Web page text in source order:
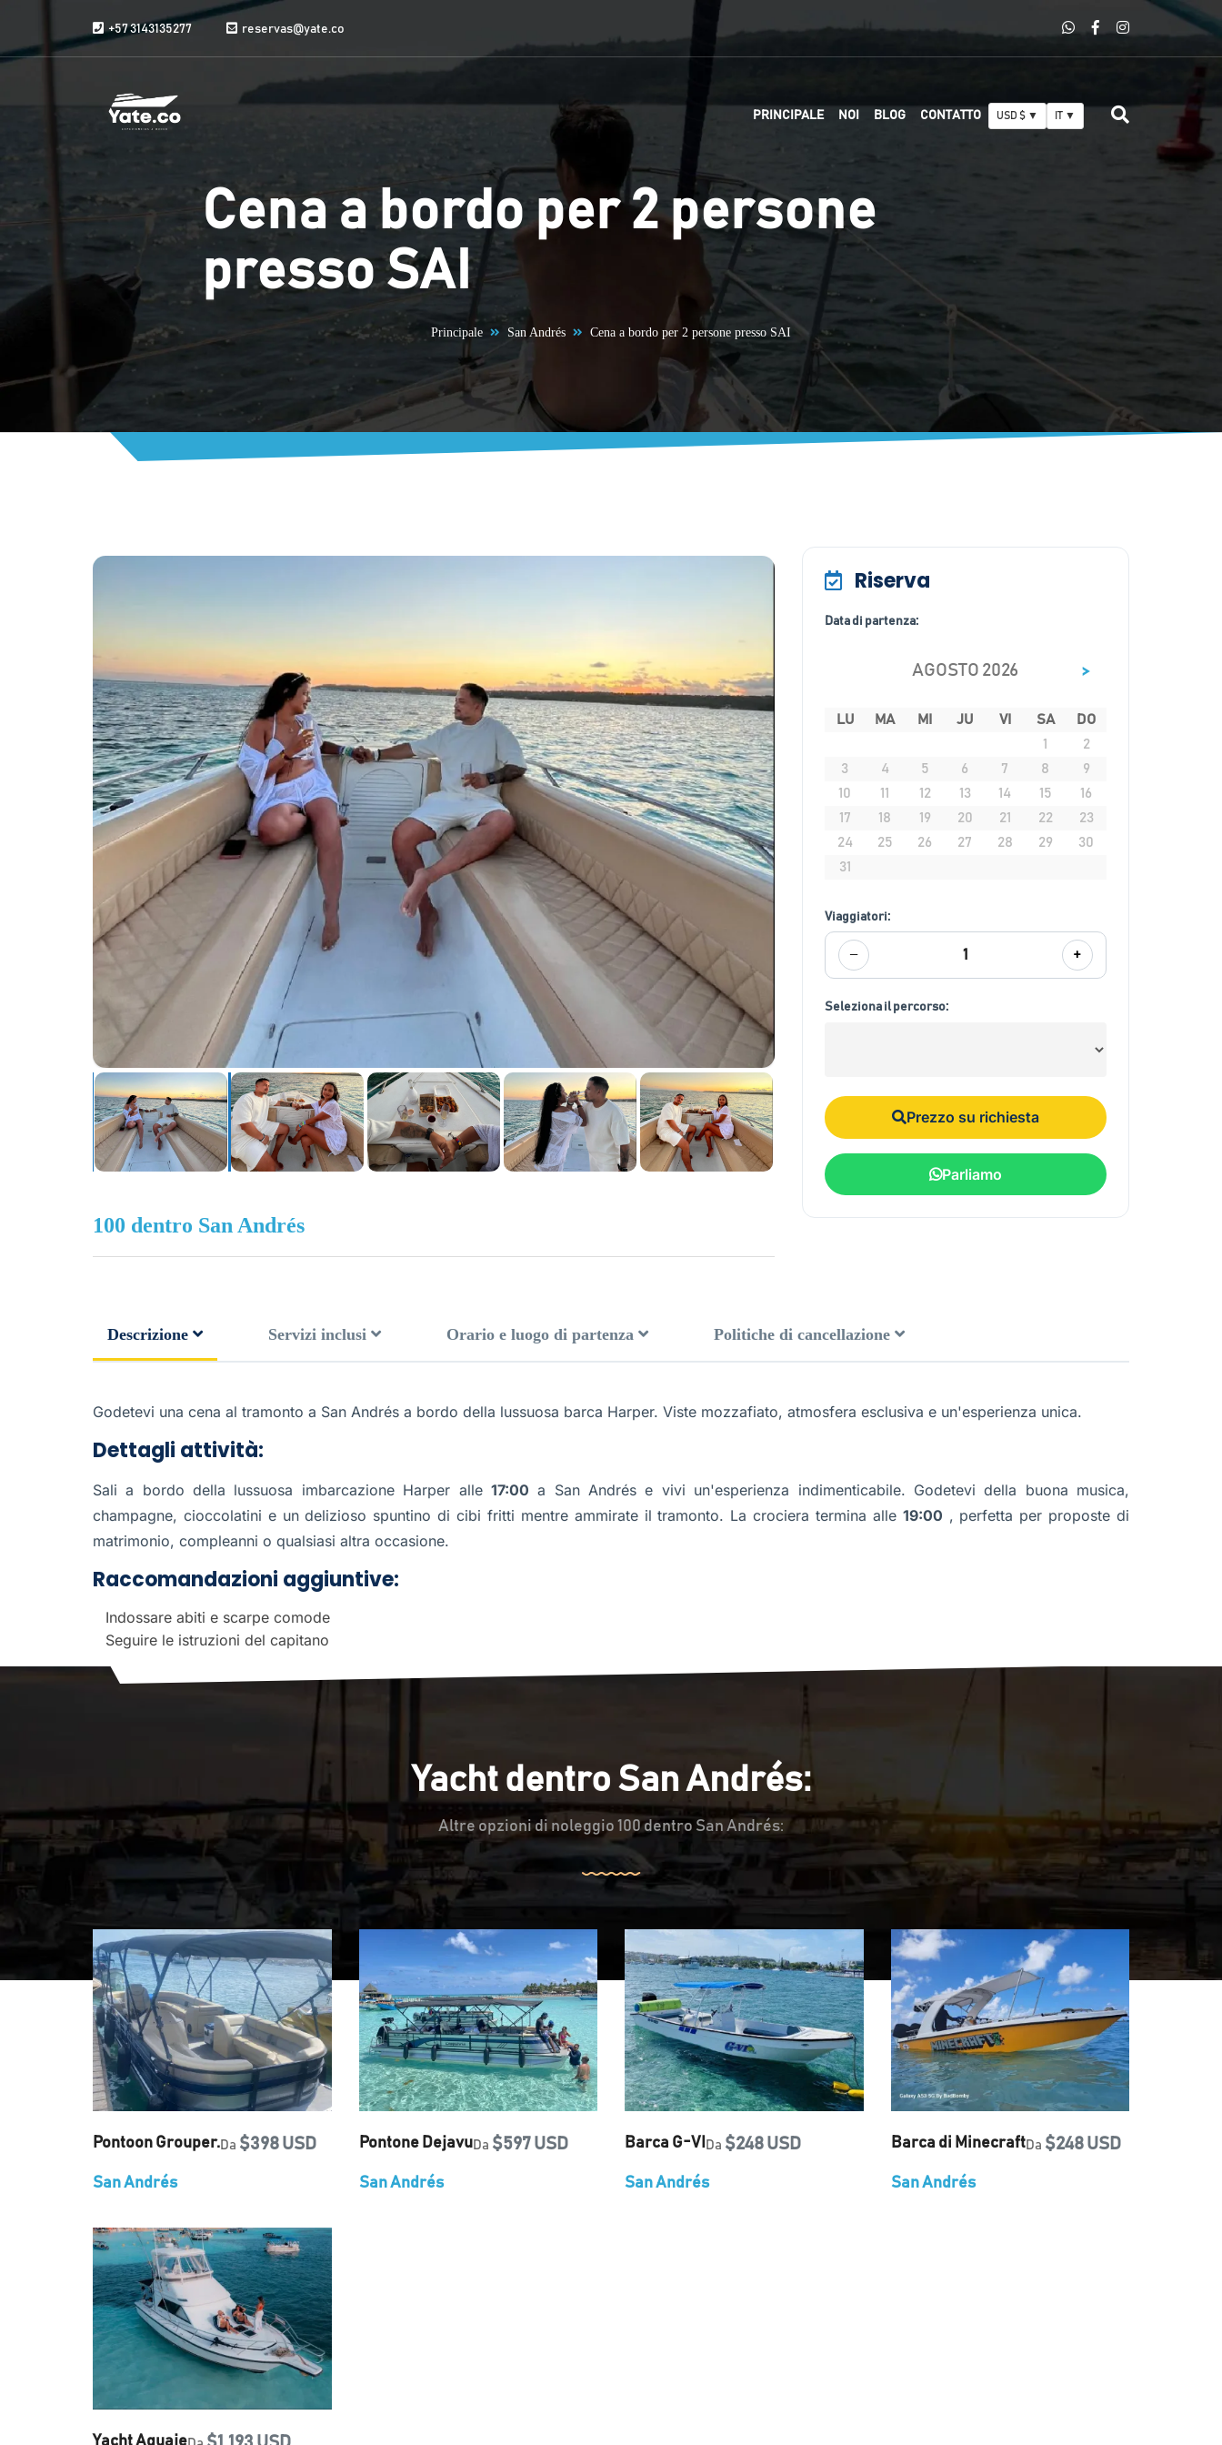
+57 3143135277 reservas@yate.co
PRINCIPALE NOI BLOG CONTATTO USD $ ▼ IT ▼
Cena a bordo per 2 persone
presso SAI
Principale San Andrés Cena a bordo per 2 persone presso SAI
100 dentro San Andrés
Riserva
Data di partenza:
AGOSTO 2026 >
LU MA MI JU VI SA
DO
1
2
3
4 5 6 7 8
9
10
11 12 13 14 15
16
17
18 19 20 21 22
23
24
25 26 27 28 29
30
31
Viaggiatori:
− 1 +
Seleziona il percorso:
Prezzo su richiesta
Parliamo
Descrizione Servizi inclusi Orario e luogo di partenza Politiche di cancellazione
Godetevi una cena al tramonto a San Andrés a bordo della lussuosa barca Harper. Viste mozzafiato, atmosfera esclusiva e un'esperienza unica.
Dettagli attività:
Sali a bordo della lussuosa imbarcazione Harper alle 17:00 a San Andrés e vivi un'esperienza indimenticabile. Godetevi della buona musica,
champagne, cioccolatini e un delizioso spuntino di cibi fritti mentre ammirate il tramonto. La crociera termina alle 19:00 , perfetta per proposte di
matrimonio, compleanni o qualsiasi altra occasione.
Raccomandazioni aggiuntive:
Indossare abiti e scarpe comode
Seguire le istruzioni del capitano
Yacht dentro San Andrés:
Altre opzioni di noleggio 100 dentro San Andrés:
Pontoon Grouper.Da $398 USD
San Andrés
Pontone DejavuDa $597 USD
San Andrés
Barca G-VI Da $248 USD
San Andrés
Barca di MinecraftDa $248 USD
San Andrés
Yacht Aguaje